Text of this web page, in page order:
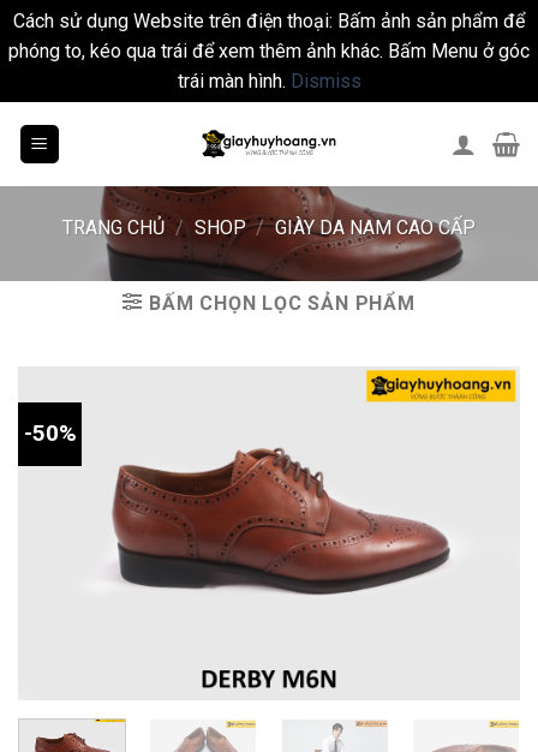
Cách sử dụng Website trên điện thoại: Bấm ảnh sản phẩm để
phóng to, kéo qua trái để xem thêm ảnh khác. Bấm Menu ở góc
trái màn hình. Dismiss
TRANG CHỦ / SHOP / GIÀY DA NAM CAO CẤP
BẤM CHỌN LỌC SẢN PHẨM
-50%